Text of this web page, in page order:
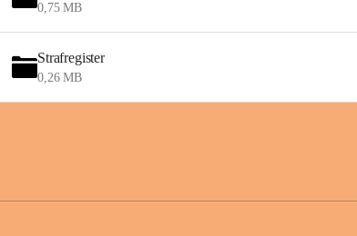
0,75 MB
Strafregister
0,26 MB